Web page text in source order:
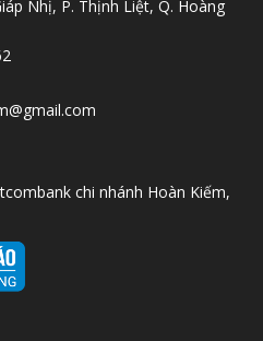
Nhị, P. Thịnh Liệt, Q. Hoàng
chi nhánh Hoàn Kiếm,